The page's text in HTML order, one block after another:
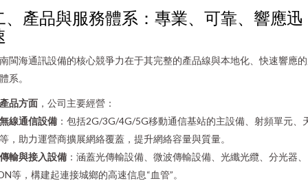
、產品與服務體系：專業、可靠、響應迅
閩海通訊設備的核心競爭力在于其完整的產品線與本地化、快速響應
系。
品方面 ，公司主要經營：
無線通信設備 ：包括2G/3G/4G/5G移動通信基站的主設備、射頻單元、
，助力運營商擴展網絡覆蓋，提升網絡容量與質量。
傳輸與接入設備 ：涵蓋光傳輸設備、微波傳輸設備、光纖光纜、分光器、
等，構建起連接城鄉的高速信息“血管”。